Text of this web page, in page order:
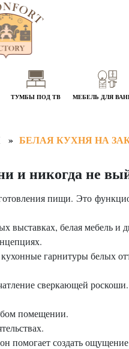
ТУМБЫ ПОД ТВ МЕБЕЛЬ ДЛЯ
БЕЛАЯ КУХНЯ НА
и никогда не
пищи. Это
выставках, белая мебель и
гарнитуры белых
сверкающей роскоши.
помещении.
помогает создать